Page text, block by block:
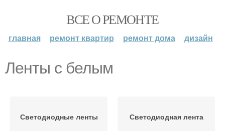
ВСЕ О РЕМОНТЕ
главная ремонт квартир ремонт дома дизайн
Ленты с белым
Светодиодные ленты Светодиодная лента